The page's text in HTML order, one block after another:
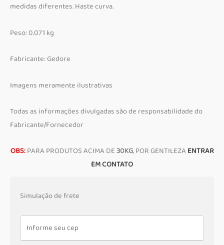
medidas diferentes. Haste curva.
Peso: 0.071 kg
Fabricante: Gedore
Imagens meramente ilustrativas
Todas as informações divulgadas são de responsabilidade do
Fabricante/Fornecedor
OBS:PARA PRODUTOS ACIMA DE30KG, POR GENTILEZA ENTRAR
EM CONTATO
Simulação de frete